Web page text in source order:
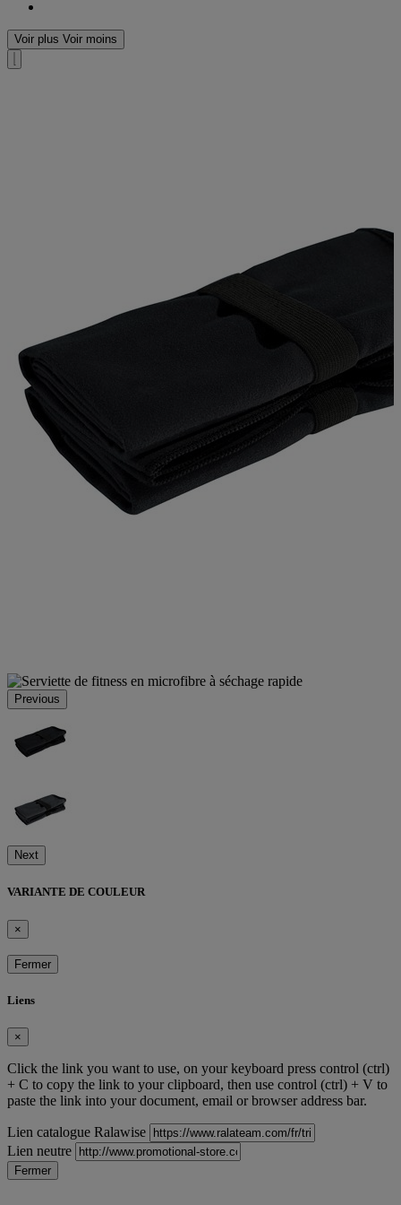
Voir plus Voir moins
Previous
Next
VARIANTE DE COULEUR
×
Fermer
Liens
×
Click the link you want to use, on your keyboard press control (ctrl)
+ C to copy the link to your clipboard, then use control (ctrl) + V to
paste the link into your document, email or browser address bar.
Lien catalogue Ralawise
Lien neutre
Fermer